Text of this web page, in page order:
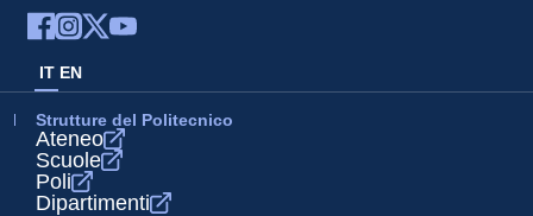
IT EN
Strutture del Politecnico
Ateneo
Scuole
Poli
Dipartimenti